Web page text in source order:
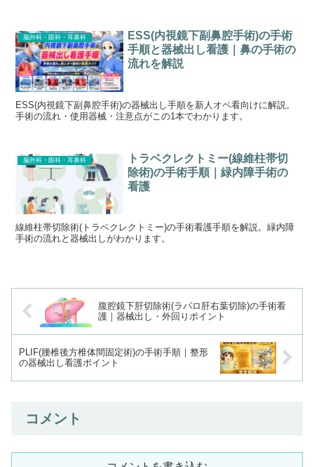
脳外科・眼科・耳鼻科
ESS(内視鏡下副鼻腔手術)の手術
手順と器械出し看護｜鼻の手術の
流れを解説
ESS(内視鏡下副鼻腔手術)の器械出し手順を新人オペ看向けに解説。
手術の流れ・使用器械・注意点がこの1本でわかります。
脳外科・眼科・耳鼻科
トラベクレクトミー(線維柱帯切
除術)の手術手順｜緑内障手術の
看護
線維柱帯切除術(トラベクレクトミー)の手術看護手順を解説。緑内障
手術の流れと器械出しがわかります。
腹腔鏡下肝切除術(ラパロ肝右葉切除)の手術看
護｜器械出し・外回りポイント
PLIF(腰椎後方椎体間固定術)の手術手順｜整形
の器械出し看護ポイント
コメント